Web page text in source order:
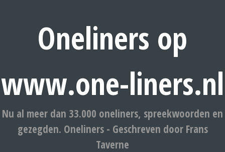
Oneliners op
www.one-liners.nl
Nu al meer dan 33.000 oneliners, spreekwoorden en
gezegden. Oneliners - Geschreven door Frans
Taverne